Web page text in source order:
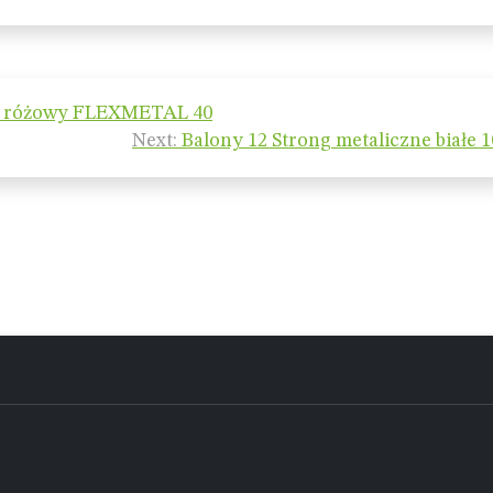
FLEXMETAL 40
Next: Balony 12 Strong metaliczne białe